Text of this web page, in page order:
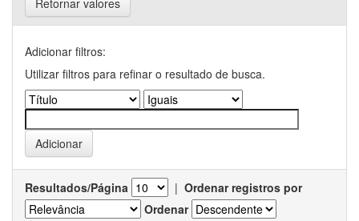
Retornar valores
Adicionar filtros:
Utilizar filtros para refinar o resultado de busca.
Resultados/Página | Ordenar registros por
Ordenar